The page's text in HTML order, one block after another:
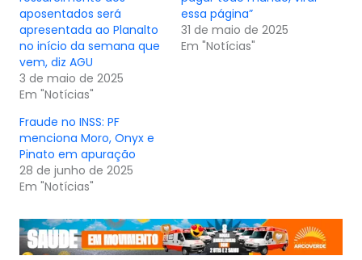
aposentados será
apresentada ao Planalto
no início da semana que
vem, diz AGU
3 de maio de 2025
Em "Notícias"
essa página”
31 de maio de 2025
Em "Notícias"
Fraude no INSS: PF
menciona Moro, Onyx e
Pinato em apuração
28 de junho de 2025
Em "Notícias"